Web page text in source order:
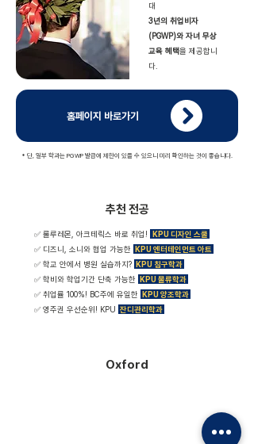
대
3년의 취업비자
(PGWP)와 자녀 무상
교육 혜택을 제공합니
다.
홈페이지 바로가기
* 단, 일부 학과는 PGWP 발급에 제한이 있을 수 있으니 미리 확인하는 것이 좋습니다.
추천 전공
✅ 룰루레몬, 아크테릭스 바로 취업! KPU 디자인 스쿨
✅ 디즈니, 소니와 협업 가능한 KPU 엔터테인먼트 아트
✅ 학교 안에서 병원 실습까지? KPU 침구학과
✅ 학비와 학업기간 단축 가능한 KPU 물류학과
✅ 취업률 100%! BC주에 유일한 KPU 양조학과
​✅ 영주권 우선순위! KPU 잔디관리학과
Oxford